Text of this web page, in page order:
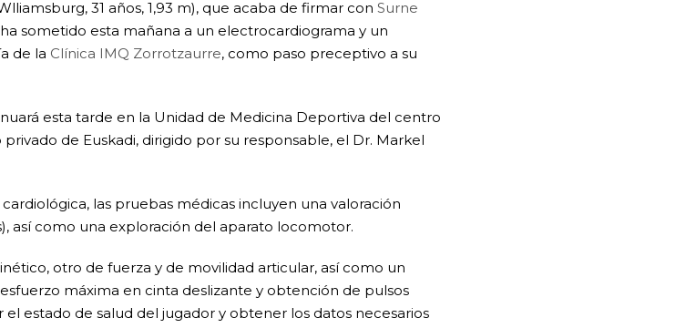
31 años, 1,93 m), que acaba de firmar con Surne
sometido esta mañana a un electrocardiograma y un
de la Clínica IMQ Zorrotzaurre, como paso preceptivo a su
esta tarde en la Unidad de Medicina Deportiva del centro
de Euskadi, dirigido por su responsable, el Dr. Markel
las pruebas médicas incluyen una valoración
así como una exploración del aparato locomotor.
otro de fuerza y de movilidad articular, así como un
máxima en cinta deslizante y obtención de pulsos
estado de salud del jugador y obtener los datos necesarios